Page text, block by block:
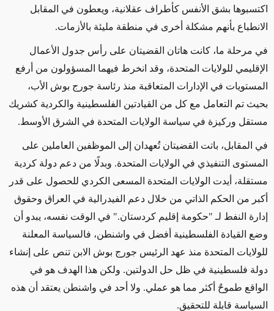
اكتسبوها بشق الأنفس كأطراف عقلانية، ويعطون في المقابل
الانطباع بأنهم مشكلة أخرى في منطقة مليئة بالأزمات.
في مرحلة ما، كانت هاتان القضيتان على رأس جدول الأعمال
الإقليمي للولايات المتحدة، وقد انخرط فيهما المسؤولون من أرفع
المستويات في الإدارات المتعاقبة منذ رئاسة جورج بوش الأب،
بحيث تم التعامل مع كل من القيادتين الفلسطينية والكردية كشريك
مستقل وركيزة في سياسة الولايات المتحدة في الشرق الأوسط.
في المقابل، باتت القضيتان تُعهدان إلى الموظفين العاملين على
المستوى التنفيذي في الولايات المتحدة. وبدلًا من دعم دولة كردية
مستقلة، أيدت الولايات المتحدة المسعى الكردي للحصول على قدر
أكبر من الحكم الذاتي من خلال دعم الفيدرالية في العراق وحقوق
إدارة النفط لـ "حكومة إقليم كردستان." في الوقت نفسه، يبدو أن
وضع القيادة الفلسطينية أفضل في واشنطن، فالسياسة المعلنة
للولايات المتحدة منذ عهد الرئيس جورج بوش الابن تنص على إنشاء
دولة فلسطينية في ظل حل الدولتين. ولكن هذا الهدف هو في
الواقع طموحٌ أكثر مما هو عملي. ولا أحد في واشنطن يعتقد أن هذه
السياسة قابلة للتحقيق.